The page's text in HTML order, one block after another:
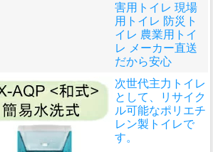
害用トイレ 現場
用トイレ 防災ト
イレ 農業用トイ
レ メーカー直送
だから安心
次世代主力トイレ
として、リサイク
ル可能なポリエチ
レン製トイレで
す。